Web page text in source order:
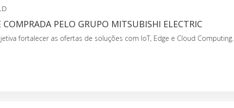
COMPRADA PELO GRUPO MITSUBISHI ELECTRIC
fortalecer as ofertas de soluções com IoT, Edge e Cloud Computing.